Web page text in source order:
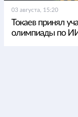
03 августа, 15:20
Токаев принял
олимпиады по